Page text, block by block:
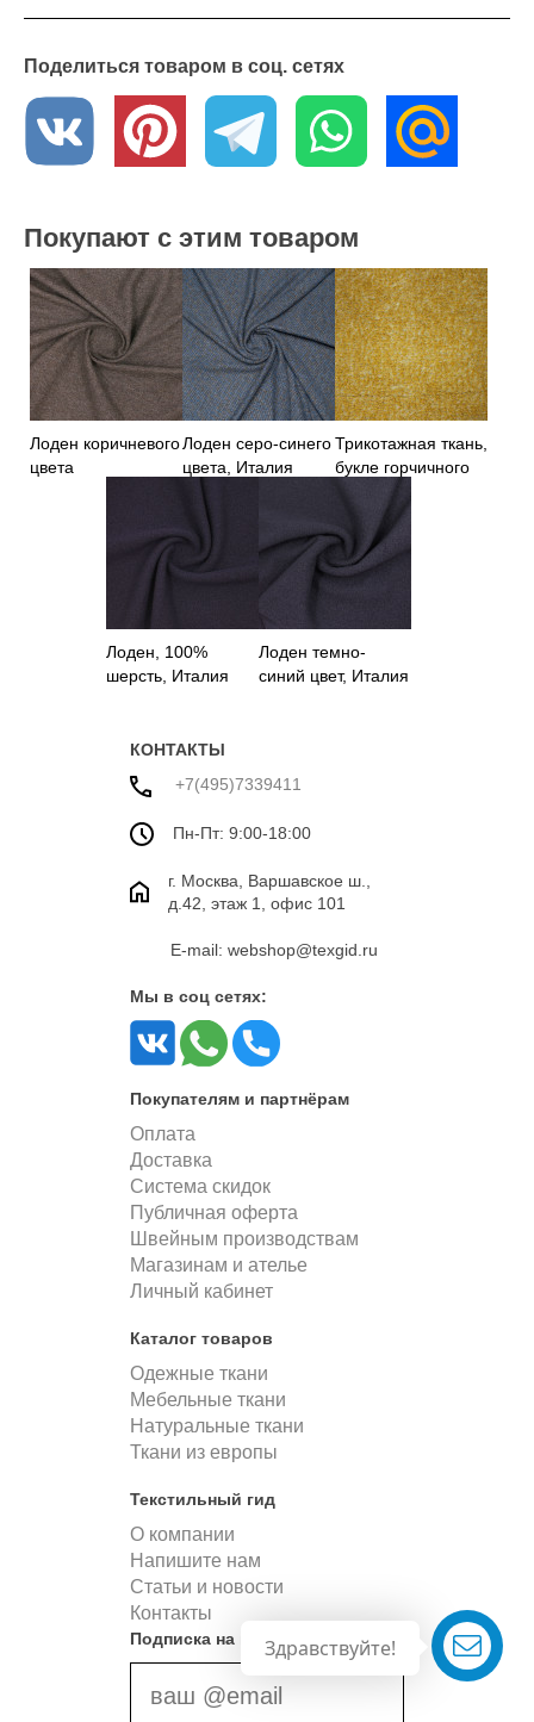
Здравствуйте!
получить образцы ткани, обратитесь к нашим менеджерам – они с
удовольствием вам помогут
Поделиться товаром в соц. сетях
Покупают с этим товаром
Лоден коричневого
цвета
Лоден серо-синего
цвета, Италия
Трикотажная ткань,
букле горчичного
Лоден, 100%
шерсть, Италия
Лоден темно-
синий цвет, Италия
КОНТАКТЫ
+7(495)7339411
Пн-Пт: 9:00-18:00
г. Москва, Варшавское ш.,
д.42, этаж 1, офис 101
E-mail: webshop@texgid.ru
Мы в соц сетях:
Покупателям и партнёрам
Оплата
Доставка
Система скидок
Публичная оферта
Швейным производствам
Магазинам и ателье
Личный кабинет
Каталог товаров
Одежные ткани
Мебельные ткани
Натуральные ткани
Ткани из европы
Текстильный гид
О компании
Напишите нам
Статьи и новости
Контакты
Подписка на новости